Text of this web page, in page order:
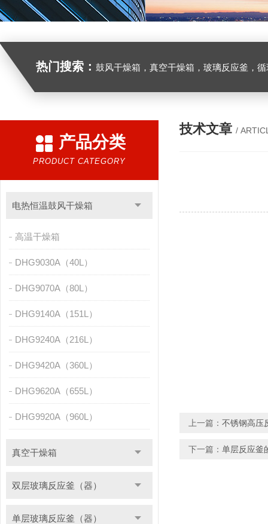
热门搜索： 鼓风干燥箱，真空干燥箱，玻璃反应釜，循环水真空泵
产品分类
PRODUCT CATEGORY
电热恒温鼓风干燥箱
高温干燥箱
DHG9030A（40L）
DHG9070A（80L）
DHG9140A（151L）
DHG9240A（216L）
DHG9420A（360L）
DHG9620A（655L）
DHG9920A（960L）
真空干燥箱
双层玻璃反应釜（器）
单层玻璃反应釜（器）
技术文章 /
上一篇： 不锈钢高压
下一篇： 单层反应釜